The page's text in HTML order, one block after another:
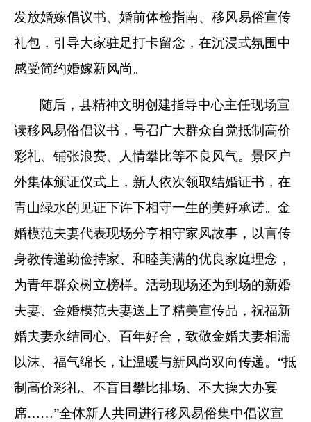
发放婚嫁倡议书、婚前体检指南、移风易俗宣传
礼包，引导大家驻足打卡留念，在沉浸式氛围中
感受简约婚嫁新风尚。
随后，县精神文明创建指导中心主任现场宣
读移风易俗倡议书，号召广大群众自觉抵制高价
彩礼、铺张浪费、人情攀比等不良风气。 景区户
外集体颁证仪式 上， 新人依次领取结婚证书，在
青山绿水的见证下许下相守一生的美好承诺。金
婚模范夫妻代表现场分享相守家风故事，以言传
身教传递勤俭持家、和睦美满的优良家庭理念，
为青年群众树立榜样。 活动现场还为到场的新婚
夫妻、金婚模范夫妻送上了精美宣传品，祝福新
婚夫妻永结同心、百年好合，致敬金婚夫妻相濡
以沫、福气绵长，让温暖与新风尚双向传递。 “抵
制高价彩礼、不盲目攀比排场、不大操大办宴
席……”全体新人共同进行移风易俗集中倡议宣